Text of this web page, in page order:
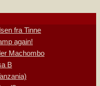
fra Tinne
again!
Machombo
B